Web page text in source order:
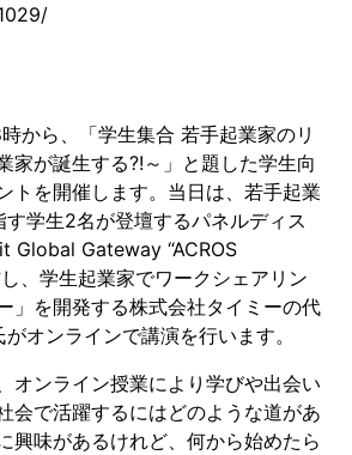
から、「学生集合 若手起業家のリ
家が誕生する?!～」と題した学生向
トを開催します。当日は、若手起業
学生2名が登壇するパネルディス
Global Gateway “ACROS
、学生起業家でワークシェアリン
」を開発する株式会社タイミーの代
オンラインで講演を行います。
オンライン授業により学びや出会い
会で活躍するにはどのような道があ
興味があるけれど、何から始めたら